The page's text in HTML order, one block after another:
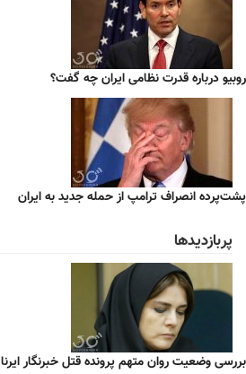
روبیو درباره قدرت نظامی ایران چه گفت؟
پشت‌پرده انصراف ترامپ از حمله جدید به ایران
پربازدیدها
بررسی وضعیت روان متهم پرونده قتل خبرنگار ایرنا